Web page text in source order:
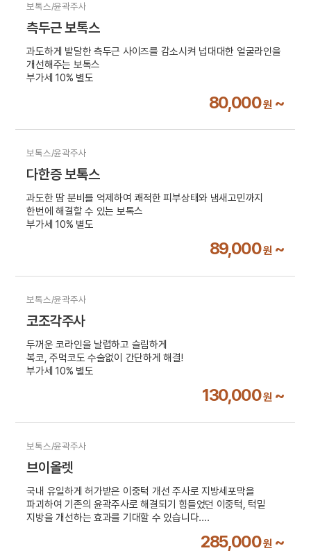
보톡스/윤곽주사
측두근 보톡스
과도하게 발달한 측두근 사이즈를 감소시켜 넙대대한 얼굴라인을
개선해주는 보톡스
부가세 10% 별도
80,000원 ~
보톡스/윤곽주사
다한증 보톡스
과도한 땀 분비를 억제하여 쾌적한 피부상태와 냄새고민까지
한번에 해결할 수 있는 보톡스
부가세 10% 별도
89,000원 ~
보톡스/윤곽주사
코조각주사
두꺼운 코라인을 날렵하고 슬림하게
복코, 주먹코도 수술없이 간단하게 해결!
부가세 10% 별도
130,000원 ~
보톡스/윤곽주사
브이올렛
국내 유일하게 허가받은 이중턱 개선 주사로 지방세포막을
파괴하여 기존의 윤곽주사로 해결되기 힘들었던 이중턱, 턱밑
지방을 개선하는 효과를 기대할 수 있습니다.
285,000원 ~